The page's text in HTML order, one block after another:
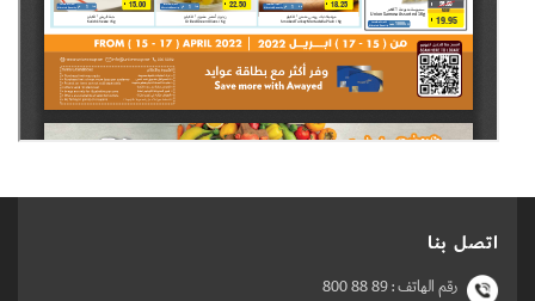
اتصل بنا
رقم الهاتف :800 88 89